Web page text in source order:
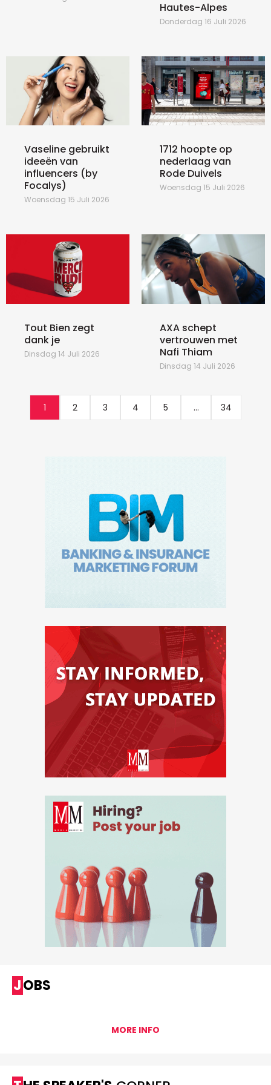
Hautes-Alpes
Donderdag 16 Juli 2026
Vaseline gebruikt
ideeën van
influencers (by
Focalys)
Woensdag 15 Juli 2026
1712 hoopte op
nederlaag van
Rode Duivels
Woensdag 15 Juli 2026
Tout Bien zegt
dank je
Dinsdag 14 Juli 2026
AXA schept
vertrouwen met
Nafi Thiam
Dinsdag 14 Juli 2026
1 2 3 4 5 ... 34
JOBS
MORE INFO